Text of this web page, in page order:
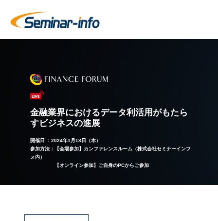
金融業界におけるデータ利活用がもたら
すビジネスの進展
開催日 ：2024年1月18日（木）
参加方法：【会場参加】カンファレンスルーム（株式会社セミナーインフ
ォ内）
【オンライン参加】ご自身のPCからご参加